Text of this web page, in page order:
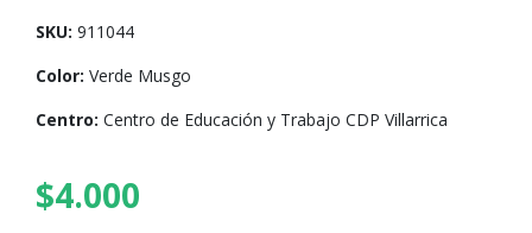
SKU: 911044
Color: Verde Musgo
Centro: Centro de Educación y Trabajo CDP Villarrica
$4.000